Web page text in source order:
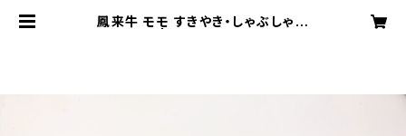
鳳来牛 モモ すきやき・しゃぶしゃぶ